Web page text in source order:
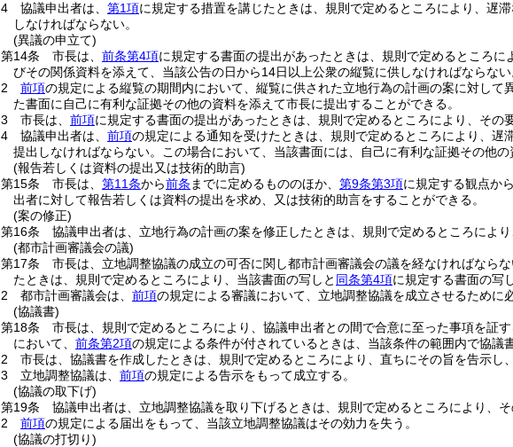
4
協議申出者は、 第1項に規定する措置を講じたときは、規則で定めるところにより、遅
しなければならない。
(異議の申立て)
第14条
市長は、 前条第4項に規定する書面の提出があったときは、規則で定めるところ
びその関係資料を添えて、当該公告の日から14日以上公衆の縦覧に供しなければならない
2
前項の規定による縦覧の期間内において、縦覧に供された立地行為の計画の案に対し
た書面に自己に有利な証拠その他の資料を添えて市長に提出することができる。
3
市長は、 前項に規定する書面の提出があったときは、規則で定めるところにより、その
4
協議申出者は、 前項の規定による通知を受けたときは、規則で定めるところにより、
提出しなければならない。
この場合において、当該書面には、自己に有利な証拠その他の
(報告若しくは資料の提出又は技術的助言)
第15条
市長は、 第11条から前条 までに定めるもののほか、 第9条第3項に規定する観点か
出者に対して報告若しくは資料の提出を求め、又は技術的助言をすることができる。
(案の修正)
第16条
協議申出者は、立地行為の計画の案を修正したときは、規則で定めるところによ
(都市計画審議会の議)
第17条
市長は、立地調整協議の成立の可否に関し都市計画審議会の議を経なければならな
たときは、規則で定めるところにより、当該書面の写しと 同条第4項に規定する書面の写
2
都市計画審議会は、 前項の規定による審議において、立地調整協議を成立させるために
(協議書)
第18条
市長は、規則で定めるところにより、協議申出者との間で合意に至った事項を証
において、 前条第2項の規定による条件が付されているときは、当該条件の範囲内で協議
2
市長は、協議書を作成したときは、規則で定めるところにより、直ちにその旨を告示し
3
立地調整協議は、 前項の規定による告示をもって成立する。
(協議の取下げ)
第19条
協議申出者は、立地調整協議を取り下げるときは、規則で定めるところにより、
2
前項の規定による届出をもって、当該立地調整協議はその効力を失う。
(協議の打切り)